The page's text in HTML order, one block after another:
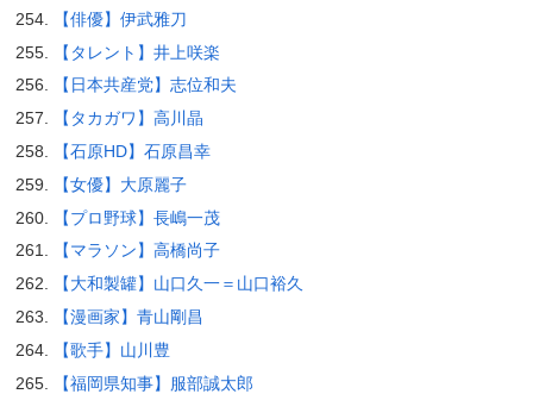
【俳優】伊武雅刀
【タレント】井上咲楽
【日本共産党】志位和夫
【タカガワ】高川晶
【石原HD】石原昌幸
【女優】大原麗子
【プロ野球】長嶋一茂
【マラソン】高橋尚子
【大和製罐】山口久一＝山口裕久
【漫画家】青山剛昌
【歌手】山川豊
【福岡県知事】服部誠太郎